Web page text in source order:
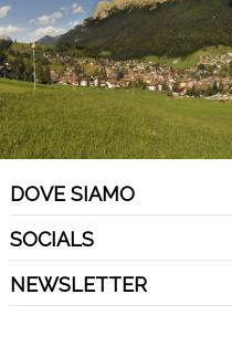
DOVE SIAMO
SOCIALS
NEWSLETTER